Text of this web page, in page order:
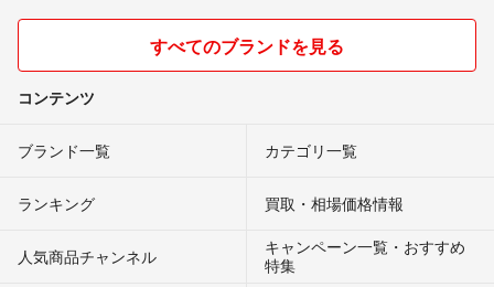
すべてのブランドを見る
コンテンツ
ブランド一覧 カテゴリ一覧
ランキング 買取・相場価格情報
人気商品チャンネル
キャンペーン一覧・おすすめ
特集